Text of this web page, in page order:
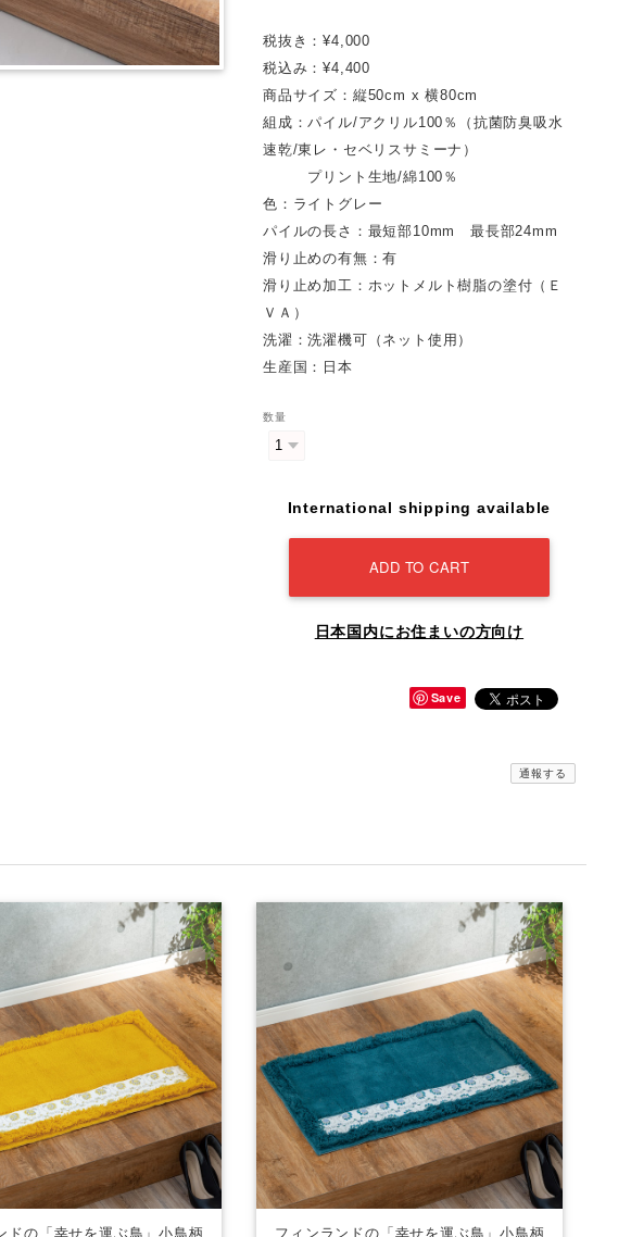
税抜き：¥4,000
税込み：¥4,400
商品サイズ：縦50cm x 横80cm
組成：パイル/アクリル100％（抗菌防臭吸水
速乾/東レ・セベリスサミーナ）
プリント生地/綿100％
色：ライトグレー
パイルの長さ：最短部10mm 最長部24mm
滑り止めの有無：有
滑り止め加工：ホットメルト樹脂の塗付（Ｅ
ＶＡ）
洗濯：洗濯機可（ネット使用）
生産国：日本
数量
International shipping available
ADD TO CART
日本国内にお住まいの方向け
Save
通報する
ドの「幸せを運ぶ鳥」小鳥柄 フィンランドの「幸せを運ぶ鳥」小鳥柄